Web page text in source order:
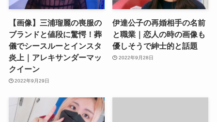
【画像】三浦瑠麗の喪服の
ブランドと値段に驚愕！葬
儀でシースルーとインスタ
炎上｜アレキサンダーマッ
クイーン
2022年9月29日
伊達公子の再婚相手の名前
と職業｜恋人の時の画像も
優しそうで紳士的と話題
2022年9月28日